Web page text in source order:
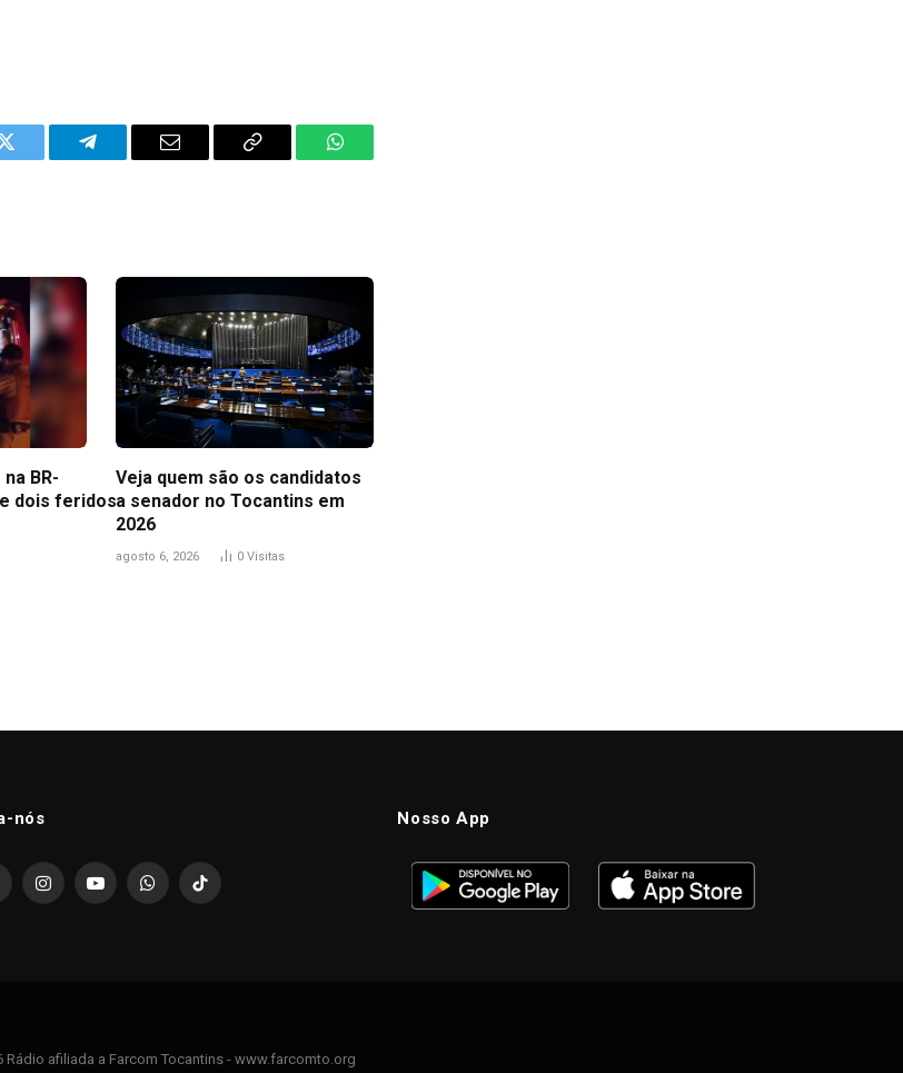
Twitter Telegram Email
Copy
WhatsApp
BR-
dois feridos
Veja quem são os candidatos
a senador no Tocantins em
2026
agosto 6, 2026 0 Visitas
nós
InstagramYouTubeWhatsAppTikTok
Nosso App
Rádio afiliada a Farcom Tocantins - www.farcomto.org